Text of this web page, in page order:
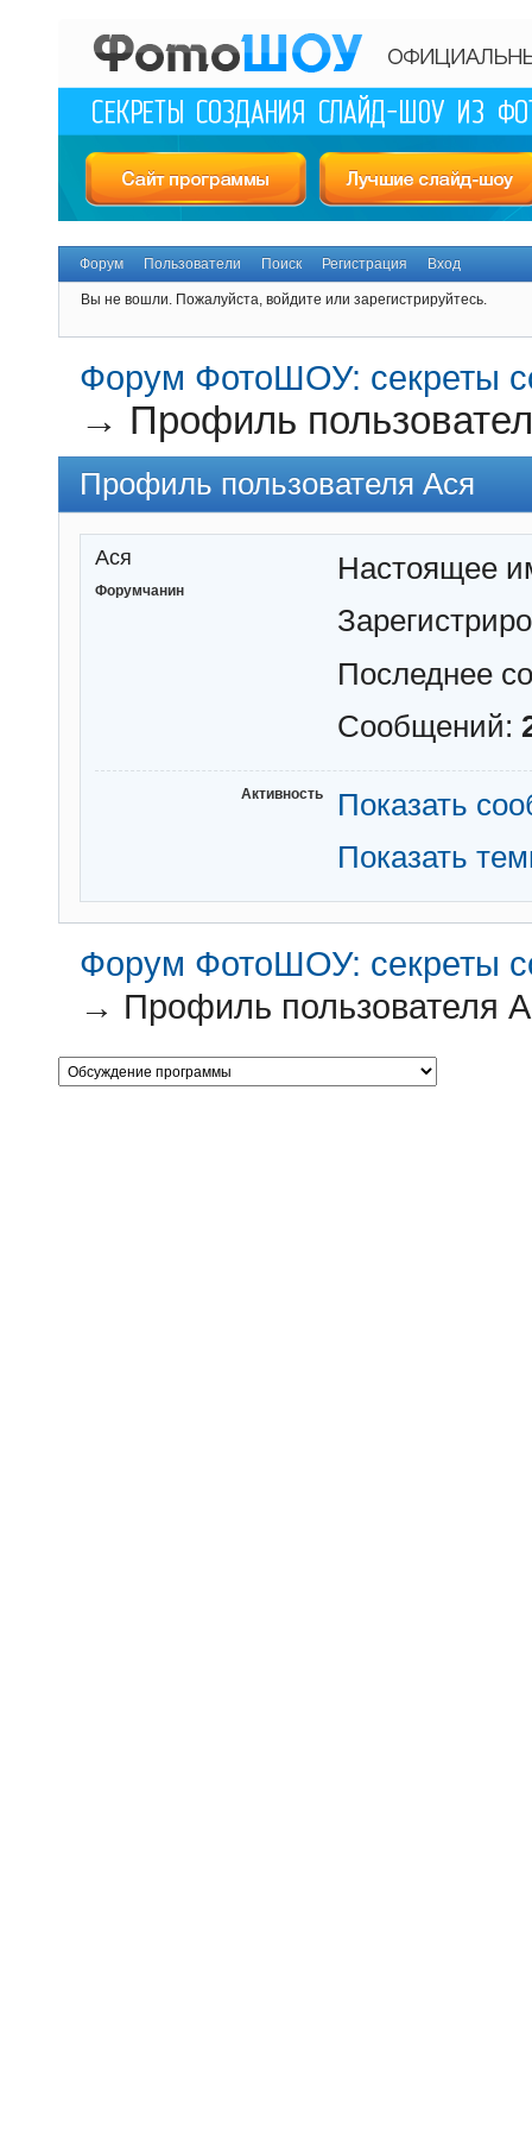
Форум Пользователи Поиск Регистрация Вход
Вы не вошли. Пожалуйста, войдите или зарегистрируйтесь.
Форум ФотоШОУ: секреты
→ Профиль
Профиль пользователя Ася
Ася
Форумчанин
Настоящее
Последнее
Сообщений:
Активность
Показать
Показать
Форум ФотоШОУ: секреты
→ Профиль пользователя